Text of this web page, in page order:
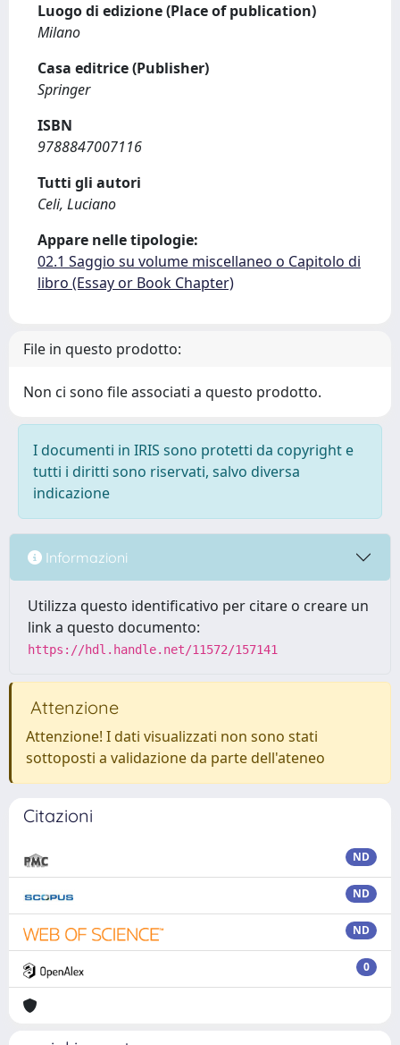
Luogo di edizione (Place of publication)
Milano
Casa editrice (Publisher)
Springer
ISBN
9788847007116
Tutti gli autori
Celi, Luciano
Appare nelle tipologie:
02.1 Saggio su volume miscellaneo o Capitolo di
libro (Essay or Book Chapter)
File in questo prodotto:
Non ci sono file associati a questo prodotto.
I documenti in IRIS sono protetti da copyright e
tutti i diritti sono riservati, salvo diversa
indicazione
Informazioni
Utilizza questo identificativo per citare o creare un
link a questo documento:
https://hdl.handle.net/11572/157141
Attenzione
Attenzione! I dati visualizzati non sono stati
sottoposti a validazione da parte dell'ateneo
Citazioni
ND
ND
ND
0